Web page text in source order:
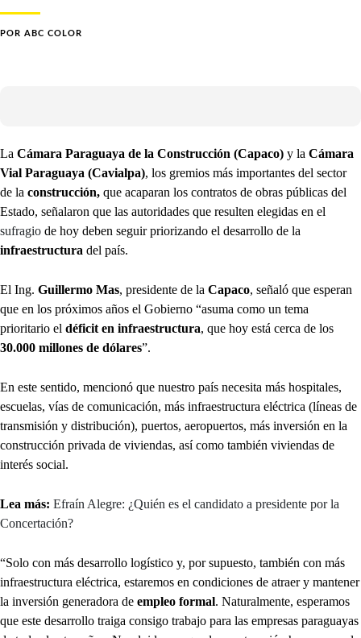
POR ABC COLOR
La Cámara Paraguaya de la Construcción (Capaco) y la Cámara
Vial Paraguaya (Cavialpa), los gremios más importantes del sector
de la construcción, que acaparan los contratos de obras públicas del
Estado, señalaron que las autoridades que resulten elegidas en el
sufragio de hoy deben seguir priorizando el desarrollo de la
infraestructura del país.
El Ing. Guillermo Mas, presidente de la Capaco, señaló que esperan
que en los próximos años el Gobierno “asuma como un tema
prioritario el déficit en infraestructura, que hoy está cerca de los
30.000 millones de dólares”.
En este sentido, mencionó que nuestro país necesita más hospitales,
escuelas, vías de comunicación, más infraestructura eléctrica (líneas de
transmisión y distribución), puertos, aeropuertos, más inversión en la
construcción privada de viviendas, así como también viviendas de
interés social.
Lea más: Efraín Alegre: ¿Quién es el candidato a presidente por la
Concertación?
“Solo con más desarrollo logístico y, por supuesto, también con más
infraestructura eléctrica, estaremos en condiciones de atraer y mantener
la inversión generadora de empleo formal. Naturalmente, esperamos
que este desarrollo traiga consigo trabajo para las empresas paraguayas